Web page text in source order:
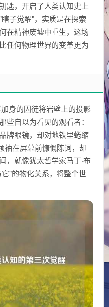
匙，开启了人类认知史上
子觉醒"，实质是在探索
在精神废墟中重生，这场
任何物理世界的变革更为
身的囚徒将岩壁上的投影
些自以为看见的观看者：
牌眼镜，却对地铁里蜷缩
袖在屏幕前慷慨陈词，却
，就像犹太哲学家马丁·布
"的物化关系，将整个世